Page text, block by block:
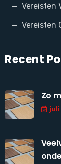
Vereisten
Vereisten
Recent
Zo